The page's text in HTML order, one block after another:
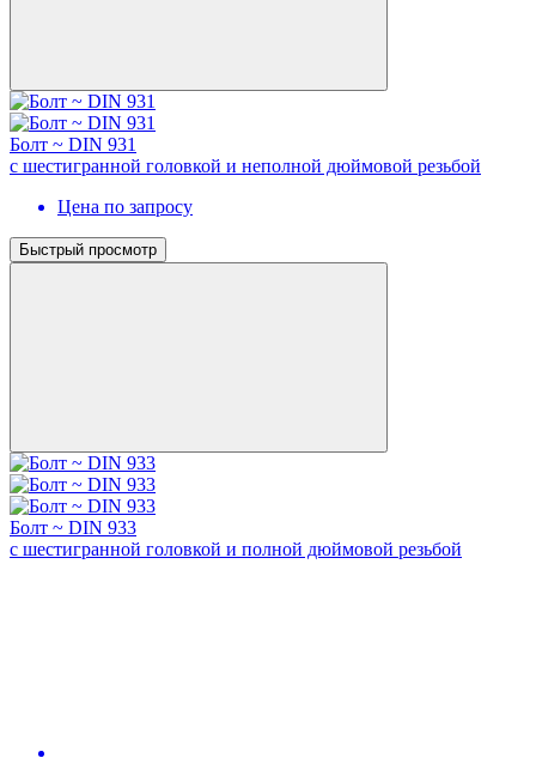
Болт ~ DIN 931
с шестигранной головкой и неполной дюймовой резьбой
Цена по запросу
Быстрый просмотр
Болт ~ DIN 933
с шестигранной головкой и полной дюймовой резьбой